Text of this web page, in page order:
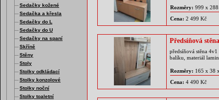
Sedačky kožené
Sedačka a křesla
Sedačky do L
Sedačky do U
Sedačky na spaní
Skříně
Stěny
Stoly
Stolky odkládací
Stolky konzolové
Stolky noční
Stolky toaletní
Rozměry: 999 x
Cena: 2 499 Kč
Předsíňová
předsíňová stěna
balíku, materiál
Rozměry: 165 x 38
Cena: 4 490 Kč